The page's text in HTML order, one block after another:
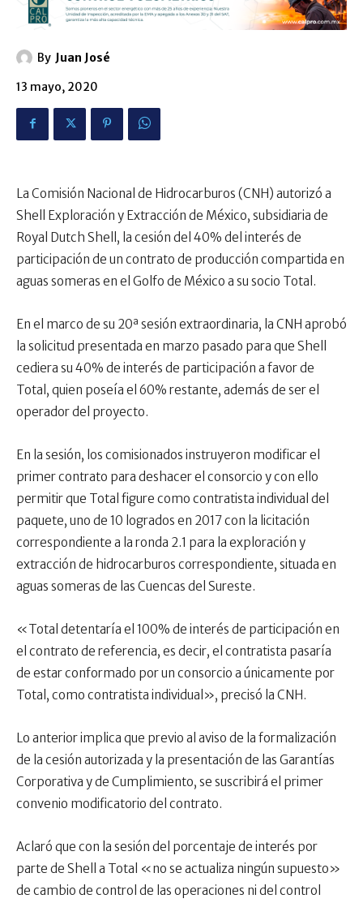
By Juan José
13 mayo, 2020
La Comisión Nacional de Hidrocarburos (CNH) autorizó a
Shell Exploración y Extracción de México, subsidiaria de
Royal Dutch Shell, la cesión del 40% del interés de
participación de un contrato de producción compartida en
aguas someras en el Golfo de México a su socio Total.
En el marco de su 20ª sesión extraordinaria, la CNH aprobó
la solicitud presentada en marzo pasado para que Shell
cediera su 40% de interés de participación a favor de
Total, quien poseía el 60% restante, además de ser el
operador del proyecto.
En la sesión, los comisionados instruyeron modificar el
primer contrato para deshacer el consorcio y con ello
permitir que Total figure como contratista individual del
paquete, uno de 10 logrados en 2017 con la licitación
correspondiente a la ronda 2.1 para la exploración y
extracción de hidrocarburos correspondiente, situada en
aguas someras de las Cuencas del Sureste.
«Total detentaría el 100% de interés de participación en
el contrato de referencia, es decir, el contratista pasaría
de estar conformado por un consorcio a únicamente por
Total, como contratista individual», precisó la CNH.
Lo anterior implica que previo al aviso de la formalización
de la cesión autorizada y la presentación de las Garantías
Corporativa y de Cumplimiento, se suscribirá el primer
convenio modificatorio del contrato.
Aclaró que con la sesión del porcentaje de interés por
parte de Shell a Total «no se actualiza ningún supuesto»
de cambio de control de las operaciones ni del control